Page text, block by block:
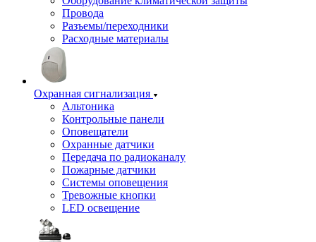
Провода
Разъемы/переходники
Расходные материалы
Охранная сигнализация
Альтоника
Контрольные панели
Оповещатели
Охранные датчики
Передача по радиоканалу
Пожарные датчики
Системы оповещения
Тревожные кнопки
LED освещение